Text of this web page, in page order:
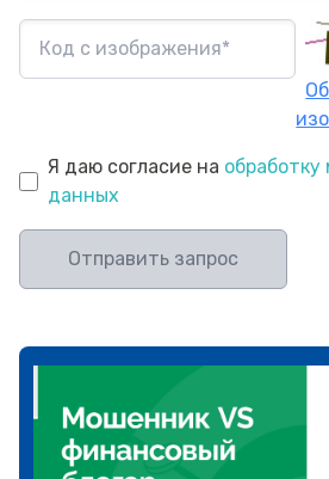
Я даю согласие на обработку
данных
Отправить запрос